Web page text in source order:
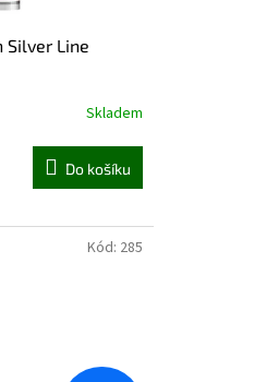
Silver Line
Skladem
Do košíku
Kód: 285